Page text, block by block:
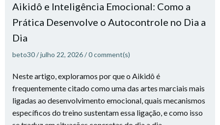
Aikidô e Inteligência Emocional: Como a
Prática Desenvolve o Autocontrole no Dia a
Dia
beto30/julho 22, 2026/0comment(s)
Neste artigo, exploramos por que o Aikidô é
frequentemente citado como uma das artes marciais mais
ligadas ao desenvolvimento emocional, quais mecanismos
específicos do treino sustentam essa ligação, e como isso